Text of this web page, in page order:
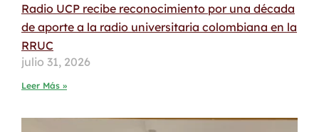
Radio UCP recibe reconocimiento por una década
de aporte a la radio universitaria colombiana en la
RRUC
julio 31, 2026
Leer Más »